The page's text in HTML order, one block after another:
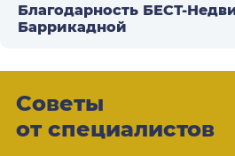
Благодарность БЕСТ-
Баррикадной
Советы
от специалистов